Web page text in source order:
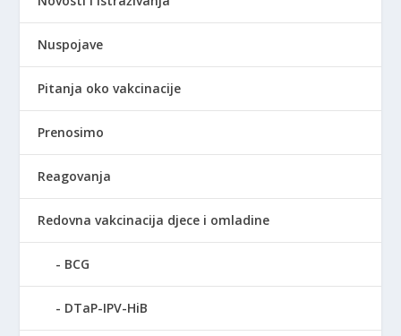
Nuspojave
Pitanja oko vakcinacije
Prenosimo
Reagovanja
Redovna vakcinacija djece i omladine
BCG
DTaP-IPV-HiB